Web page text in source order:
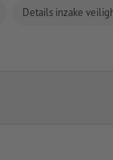
Details inzake